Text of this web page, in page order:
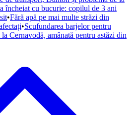
încheiat cu bucurie: copilul de 3 ani
•Fără apă pe mai multe străzi din
•Scufundarea barjelor pentru
Cernavodă, amânată pentru astăzi din